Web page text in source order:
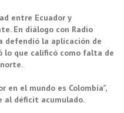
entre Ecuador y
En diálogo con Radio
defendió la aplicación de
lo que calificó como falta de
en el mundo es Colombia”,
al déficit acumulado.